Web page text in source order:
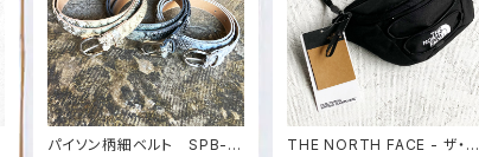
パイソン柄細ベルト SPB-0
THE NORTH FACE - ザ・ノ